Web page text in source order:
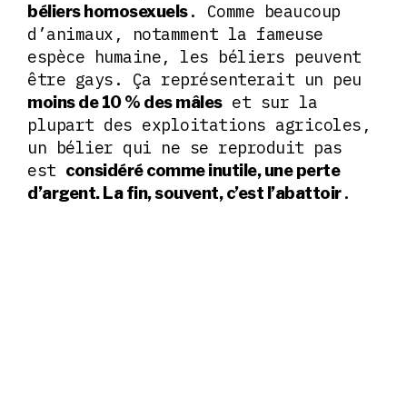
béliers homosexuels. Comme beaucoup
d’animaux, notamment la fameuse
espèce humaine, les béliers peuvent
être gays. Ça représenterait un peu
moins de 10 % des mâleset sur la
plupart des exploitations agricoles,
un bélier qui ne se reproduit pas
est considéré comme inutile, une perte
d’argent. La fin, souvent, c’est l’abattoir.